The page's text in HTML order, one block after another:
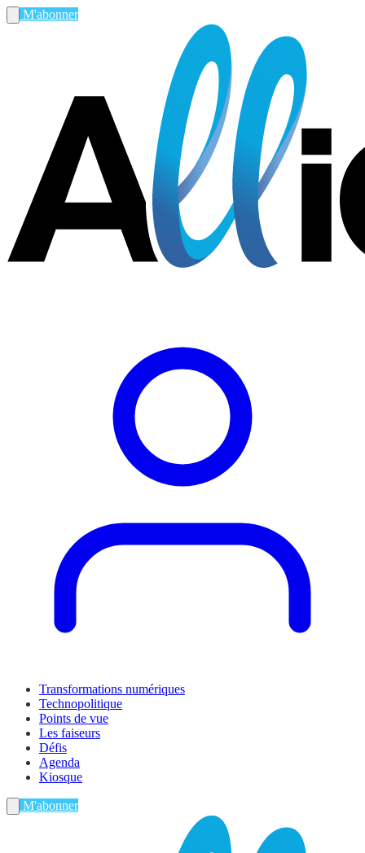
M'abonner
Transformations numériques
Technopolitique
Points de vue
Les faiseurs
Défis
Agenda
Kiosque
M'abonner